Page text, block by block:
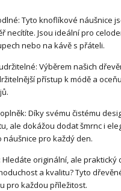
Tyto knoflíkové náušnice
necítíte. Jsou ideální pro
nebo na kávě s přáteli.
Výběrem našich
přístup k módě a
Díky svému čistému
ale dokážou dodat šmrnc i
náušnice pro každý den.
originální, ale praktický
a kvalitu? Tyto
pro každou příležitost.